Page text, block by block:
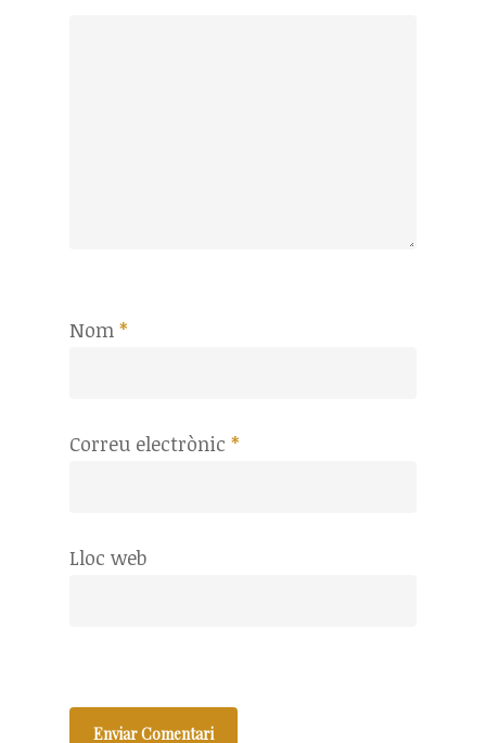
Nom *
Correu electrònic *
Lloc web